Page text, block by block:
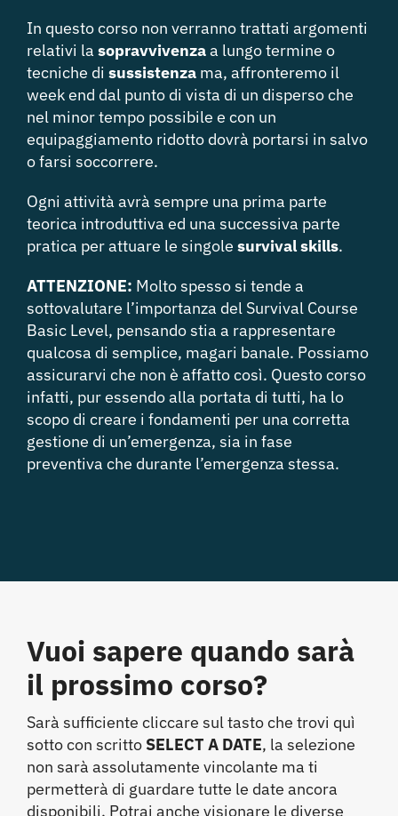
In questo corso non verranno trattati argomenti
relativi la sopravvivenzaa lungo termine o
tecniche di sussistenzama, affronteremo il
week end dal punto di vista di un disperso che
nel minor tempo possibile e con un
equipaggiamento ridotto dovrà portarsi in salvo
o farsi soccorrere.
Ogni attività avrà sempre una prima parte
teorica introduttiva ed una successiva parte
pratica per attuare le singole survivalskills.
ATTENZIONE: Molto spesso si tende a
sottovalutare l’importanza del Survival Course
Basic Level, pensando stia a rappresentare
qualcosa di semplice, magari banale. Possiamo
assicurarvi che non è affatto così. Questo corso
infatti, pur essendo alla portata di tutti, ha lo
scopo di creare i fondamenti per una corretta
gestione di un’emergenza, sia in fase
preventiva che durante l’emergenza stessa.
Vuoi sapere quando sarà
il prossimo corso?
Sarà sufficiente cliccare sul tasto che trovi quì
sotto con scritto SELECT A DATE, la selezione
non sarà assolutamente vincolante ma ti
permetterà di guardare tutte le date ancora
disponibili. Potrai anche visionare le diverse